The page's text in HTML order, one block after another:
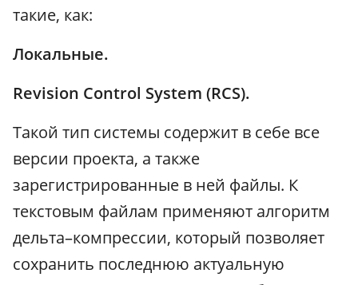
такие, как:
Локальные.
Revision Control System (RCS).
Такой тип системы содержит в себе все
версии проекта, а также
зарегистрированные в ней файлы. К
текстовым файлам применяют алгоритм
дельта–компрессии, который позволяет
сохранить последнюю актуальную